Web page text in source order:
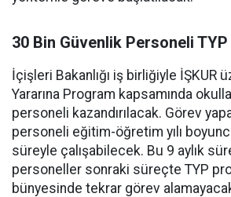
30 Bin Güvenlik Personeli
İçişleri Bakanlığı iş birliğiyle İŞKUR
Yararına Program kapsamında
personeli kazandırılacak. Görev
personeli eğitim-öğretim yılı
süreyle çalışabilecek. Bu 9 aylık
personeller sonraki süreçte TYP
bünyesinde tekrar görev